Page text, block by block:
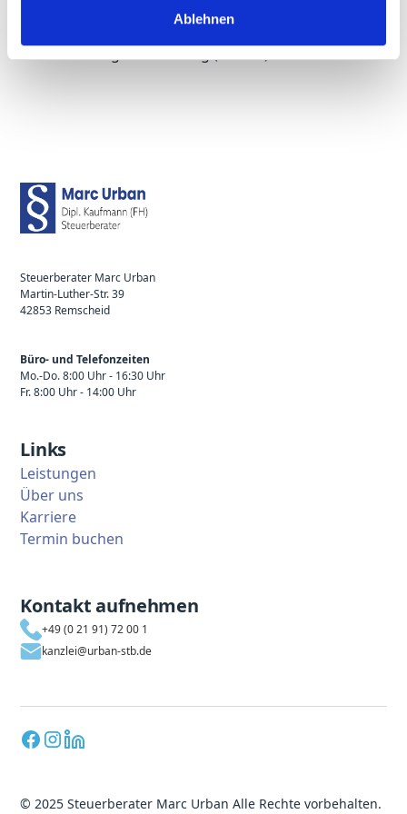
Ablehnen
Kaufgeschäfts“ vor (Artikel 136 der
Steuerberater Marc Urban
Martin-Luther-Str. 39
42853 Remscheid
Büro- und Telefonzeiten
Mo.-Do. 8:00 Uhr - 16:30 Uhr
Fr. 8:00 Uhr - 14:00 Uhr
Links
Leistungen
Über uns
Karriere
Termin buchen
Kontakt aufnehmen
+49 (0 21 91) 72 00 1
kanzlei@urban-stb.de
© 2025 Steuerberater Marc Urban Alle Rechte vorbehalten.